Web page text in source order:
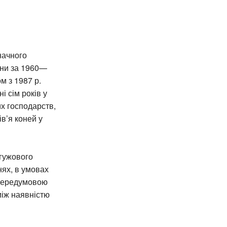
за 1960—
з 1987 р.
сім років у
господарств,
коней у
в умовах
наявністю